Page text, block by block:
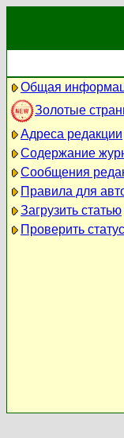
Общая
Золотые
Адреса редакции
Содержание
Сообщения
Правила для
Загрузить статью
Проверить